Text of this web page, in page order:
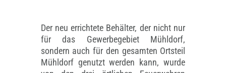
Der neu errichtete Behälter, der nicht nur
für das Gewerbegebiet Mühldorf,
sondern auch für den gesamten Ortsteil
Mühldorf genutzt werden kann, wurde